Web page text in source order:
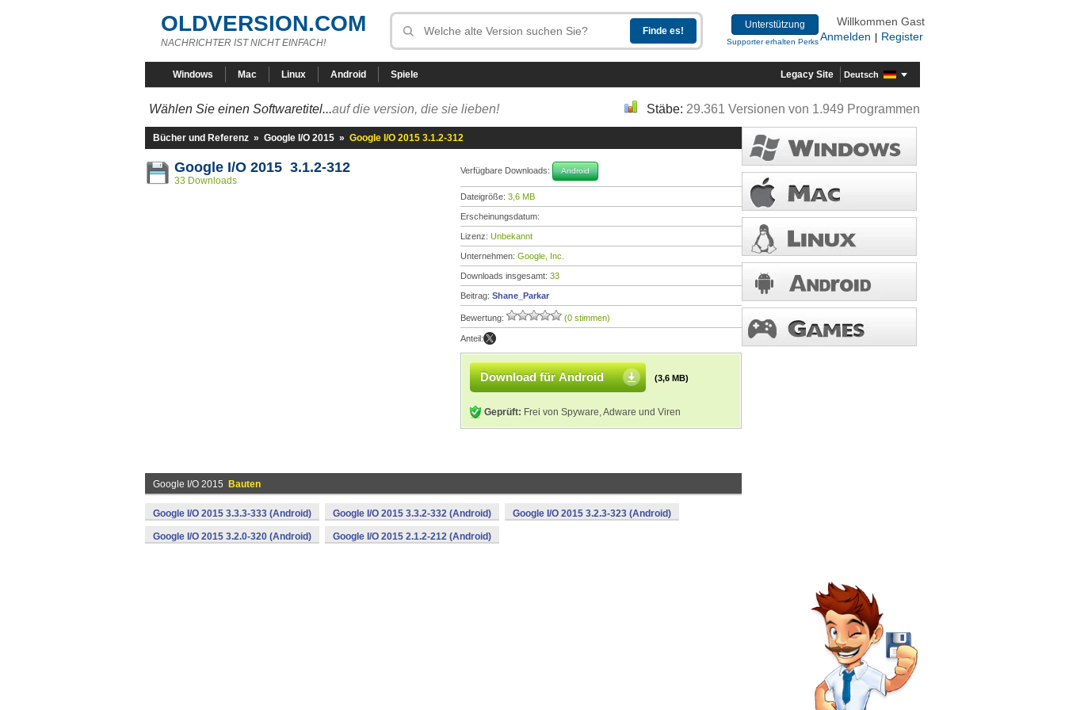
OLDVERSION.COM
NACHRICHTER IST NICHT EINFACH!
Unterstützung
Supporter erhalten Perks
Willkommen Gast
Anmelden
Register
Windows Mac Linux Android Spiele Legacy Site Deutsch
Wählen Sie einen Softwaretitel...auf die version, die sie lieben! Stäbe: 29.361 Versionen von 1.949 Programmen
Bücher und Referenz » Google I/O 2015 » Google I/O 2015 3.1.2-312
Google I/O 2015 3.1.2-312
33 Downloads
Verfügbare Downloads: Android
Dateigröße: 3,6 MB
Erscheinungsdatum:
Lizenz: Unbekannt
Unternehmen: Google, Inc.
Downloads insgesamt: 33
Beitrag: Shane_Parkar
Bewertung: (0 stimmen)
Anteil:
Download für Android (3,6 MB)
Geprüft: Frei von Spyware, Adware und Viren
Google I/O 2015 Bauten
Google I/O 2015 3.3.3-333 (Android) Google I/O 2015 3.3.2-332 (Android) Google I/O 2015 3.2.3-323 (Android)
Google I/O 2015 3.2.0-320 (Android) Google I/O 2015 2.1.2-212 (Android)